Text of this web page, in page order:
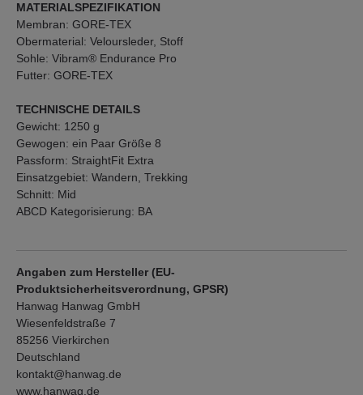
MATERIALSPEZIFIKATION
Membran: GORE-TEX
Obermaterial: Veloursleder, Stoff
Sohle: Vibram® Endurance Pro
Futter: GORE-TEX
TECHNISCHE DETAILS
Gewicht: 1250 g
Gewogen: ein Paar Größe 8
Passform: StraightFit Extra
Einsatzgebiet: Wandern, Trekking
Schnitt: Mid
ABCD Kategorisierung: BA
Angaben zum Hersteller (EU-
Produktsicherheitsverordnung, GPSR)
Hanwag Hanwag GmbH
Wiesenfeldstraße 7
85256 Vierkirchen
Deutschland
kontakt@hanwag.de
www.hanwag.de